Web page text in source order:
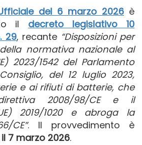
del 6 marzo 2026 è
il decreto legislativo 10
29, recante “Disposizioni per
normativa nazionale al
2023/1542 del Parlamento
del 12 luglio 2023,
e ai rifiuti di batterie, che
2008/98/CE e il
2019/1020 e abroga la
CE”. Il provvedimento è
7 marzo 2026.